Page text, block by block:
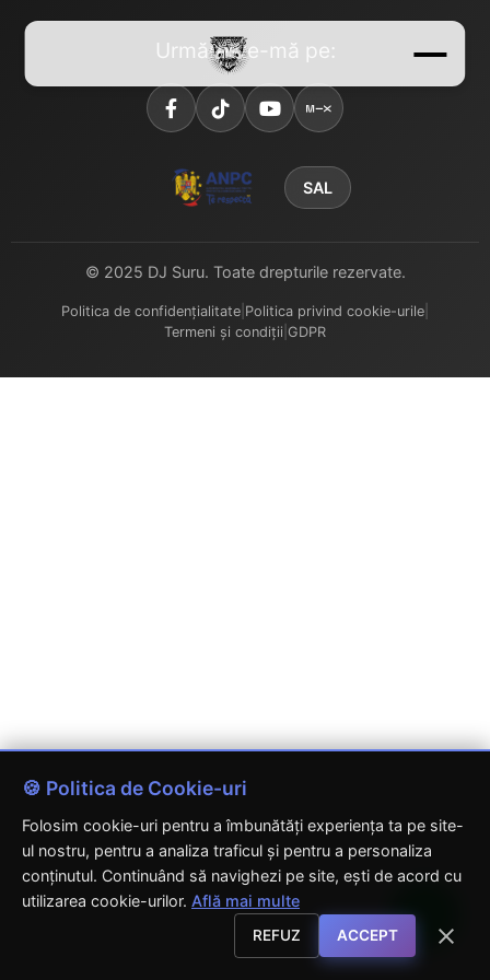
Urmărește-mă pe:
SAL
© 2025 DJ Suru. Toate drepturile rezervate.
Politica de confidențialitate Politica privind cookie-urile
Termeni și condiții GDPR
🍪 Politica de Cookie-uri
Folosim cookie-uri pentru a îmbunătăți experiența ta pe site-
ul nostru, pentru a analiza traficul și pentru a personaliza
conținutul. Continuând să navighezi pe site, ești de acord cu
utilizarea cookie-urilor. Află mai multe
REFUZ ACCEPT